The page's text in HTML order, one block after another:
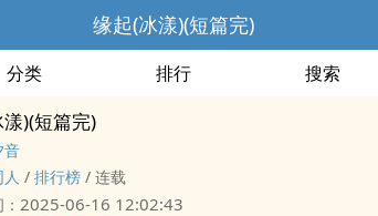
缘起(冰漾)(短篇完)
分类 排行 搜索
)(短篇完)
音
人‌‍‌ / 排行榜 / 连载
2025-06-16 12:02:43